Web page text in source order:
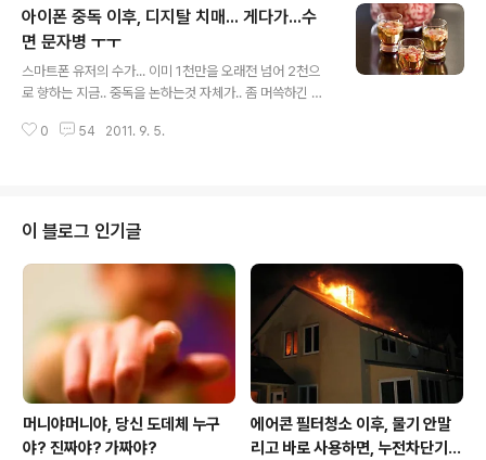
분들.. 행복한 추석명절 보내시길 기원드리오며.. 막히는
길... 조심히 잘~들! 다녀오시길 바라옵니당^^
아이폰 중독 이후, 디지탈 치매... 게다가...수
면 문자병 ㅜㅜ
스마트폰 유저의 수가... 이미 1천만을 오래전 넘어 2천으
로 향하는 지금.. 중독을 논하는것 자체가.. 좀 머쓱하긴 합
슬그머니 소리소문없이 찾아오는... 거북목 초기 진단까
삼실 컴터에서 자리를 떼지못하던 시절... 족쇠같이 매여 앉
아서 업무를 볼 수 밖에 없었던.. 그 쇠뭉치를 잘라내준..아
이폰이.. 어찌 귀하지 않겠습니까 만은...ㅠ 그 후유증이 만
만치 않네요..으으 그러다 오늘... 아래와 같은 "수면 문자
병" 기사를 읽다보니.. 아 증말... 남 생각할 겨를도..
0 54 2011. 9. 5.
이 블로그 인기글
머니야머니야, 당신 도데체 누구
야? 진짜야? 가짜야?
에어콘 필터청소 이후, 물기 안말
리고 바로 사용하면, 누전차단기